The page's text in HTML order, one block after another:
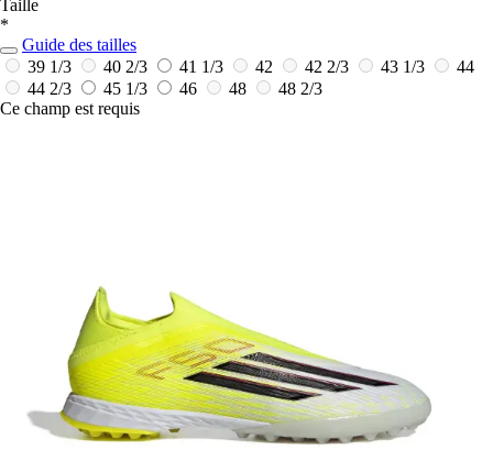
Taille
*
Guide des tailles
39 1/3
40 2/3 41 1/3 42 42 2/3 43 1/3
44
44 2/3
45 1/3 46 48
48 2/3
Ce champ est requis